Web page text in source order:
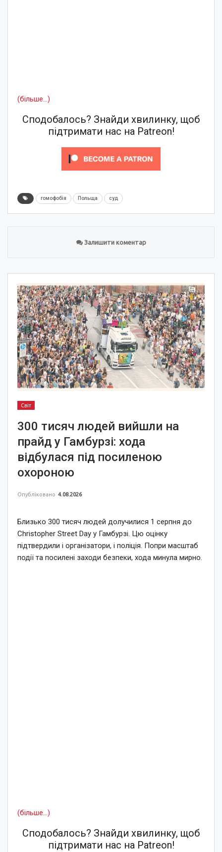
(більше…)
Сподобалось? Знайди хвилинку, щоб
підтримати нас на Patreon!
гомофобія Польща суд
Залишити коментар
Світ
300 тисяч людей вийшли на
прайд у Гамбурзі: хода
відбулася під посиленою
охороною
Опубліковано 4.08.2026
Близько 300 тисяч людей долучилися 1 серпня до
Christopher Street Day у Гамбурзі. Цю оцінку
підтвердили і організатори, і поліція. Попри масштаб
події та посилені заходи безпеки, хода минула мирно.
(більше…)
Сподобалось? Знайди хвилинку, щоб
підтримати нас на Patreon!